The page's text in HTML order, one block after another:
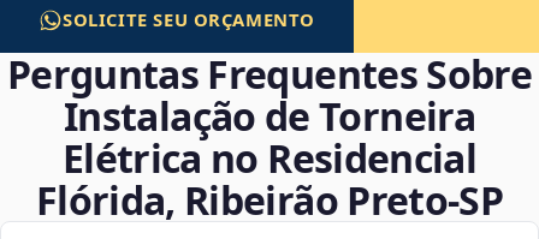
SOLICITE SEU ORÇAMENTO
Perguntas Frequentes Sobre
Instalação de Torneira
Elétrica no Residencial
Flórida, Ribeirão Preto‑SP